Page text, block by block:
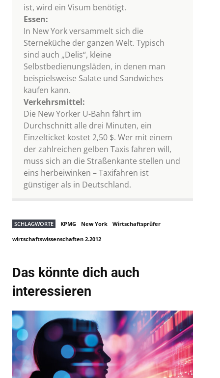
ist, wird ein Visum benötigt.
Essen:
In New York versammelt sich die
Sterneküche der ganzen Welt. Typisch
sind auch „Delis“, kleine
Selbstbedienungsläden, in denen man
beispielsweise Salate und Sandwiches
kaufen kann.
Verkehrsmittel:
Die New Yorker U-Bahn fährt im
Durchschnitt alle drei Minuten, ein
Einzelticket kostet 2,50 $. Wer mit einem
der zahlreichen gelben Taxis fahren will,
muss sich an die Straßenkante stellen und
eins herbeiwinken – Taxifahren ist
günstiger als in Deutschland.
SCHLAGWORTE KPMG New York Wirtschaftsprüfer
wirtschaftswissenschaften 2.2012
Das könnte dich auch
interessieren